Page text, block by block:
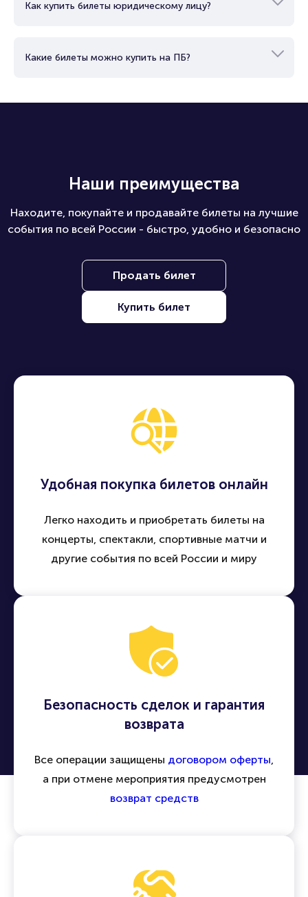
Как купить билеты юридическому лицу?
Какие билеты можно купить на ПБ?
Наши преимущества
Находите, покупайте и продавайте билеты на лучшие
события по всей России - быстро, удобно и безопасно
Продать билет
Купить билет
Удобная покупка билетов онлайн
Легко находить и приобретать билеты на
концерты, спектакли, спортивные матчи и
другие события по всей России и миру
Безопасность сделок и гарантия
возврата
Все операции защищены договором оферты,
а при отмене мероприятия предусмотрен
возврат средств